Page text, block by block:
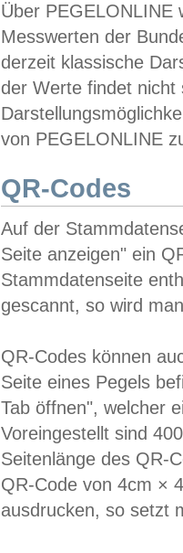
Über PEGELONLINE
Messwerten der
derzeit klassische
der Werte findet
von PEGELONLINE
QR-Codes
Auf der
Seite anzeigen" ein
Stammdatenseite
gescannt, so wird
QR-Codes können
Seite eines Pegels
Tab öffnen", welcher
Voreingestellt sind
Seitenlänge des QR-
QR-Code von 4cm ×
ausdrucken, so setzt